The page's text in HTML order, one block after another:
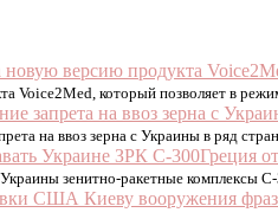
Voice2Med, который позволяет в
на ввоз зерна с Украины в ряд
Греция
зенитно-ракетные комплексы